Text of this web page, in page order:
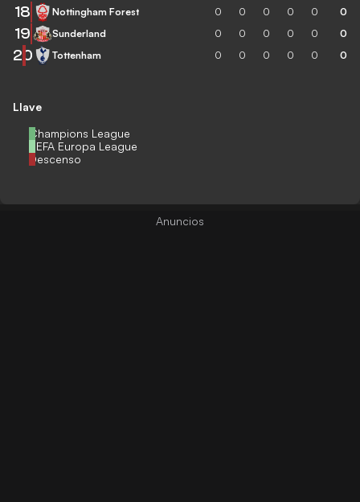
Llave
Champions League
UEFA Europa League
Descenso
18 Nottingham Forest 0 0 0 0 0 0
19 Sunderland 0 0 0 0 0 0
20 Tottenham 0 0 0 0 0 0